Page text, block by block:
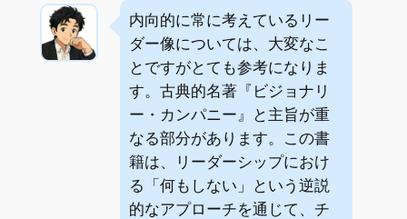
内向的に常に考えているリー
ダー像については、大変なこ
とですがとても参考になりま
す。古典的名著『ビジョナリ
ー・カンパニー』と主旨が重
なる部分があります。この書
籍は、リーダーシップにおけ
る「何もしない」という逆説
的なアプローチを通じて、チ